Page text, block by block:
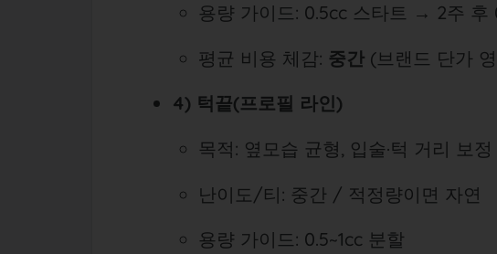
용량 가이드: 0.5cc 스타트 → 2주 후
평균 비용 체감: 중간 (브랜드 단가
4) 턱끝(프로필 라인)
목적: 옆모습 균형, 입술·턱 거리 보정
난이도/티: 중간 / 적정량이면 자연
용량 가이드: 0.5~1cc 분할